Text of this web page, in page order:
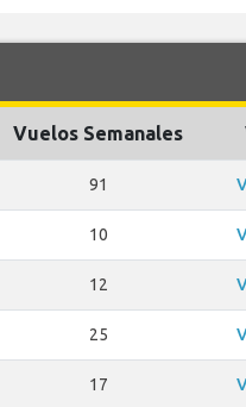
Vuelos Semanales
91
10
12
25
17